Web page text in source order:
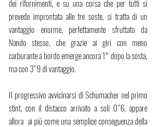
dei rifornimenti, e su una corsa che per tutti si
prevede improntata alle tre soste, si tratta di un
vantaggio enorme, perfettamente sfruttato da
Nando stesso, che grazie ai giri con meno
carburante a bordo emerge ancora 1° dopo la sosta,
ma con 3’’9 di vantaggio.
Il progressivo avvicinarsi di Schumacher nel primo
stint, con il distacco arrivato a soli 0’’6, appare
allora  ai più come una semplice conseguenza della